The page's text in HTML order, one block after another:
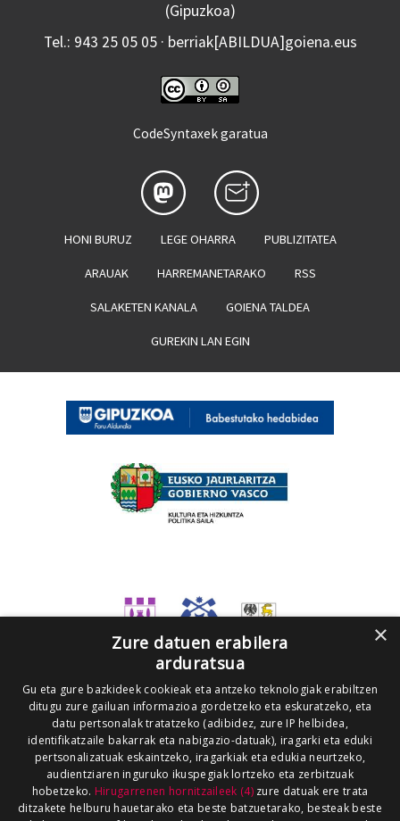
(Gipuzkoa)
Tel.: 943 25 05 05 · berriak[ABILDUA]goiena.eus
CodeSyntaxek garatua
HONI BURUZ LEGE OHARRA PUBLIZITATEA
ARAUAK HARREMANETARAKO RSS
SALAKETEN KANALA GOIENA TALDEA
GUREKIN LAN EGIN
×
Zure datuen erabilera
arduratsua
Gu eta gure bazkideek cookieak eta antzeko teknologiak erabiltzen
ditugu zure gailuan informazioa gordetzeko eta eskuratzeko, eta
datu pertsonalak tratatzeko (adibidez, zure IP helbidea,
identifikatzaile bakarrak eta nabigazio-datuak), iragarki eta eduki
pertsonalizatuak eskaintzeko, iragarkiak eta edukia neurtzeko,
audientziaren inguruko ikuspegiak lortzeko eta zerbitzuak
hobetzeko. Hirugarrenen hornitzaileek (4)zure datuak ere trata
ditzakete helburu hauetarako eta beste batzuetarako, besteak beste